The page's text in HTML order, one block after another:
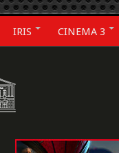
IRIS CINEMA 3